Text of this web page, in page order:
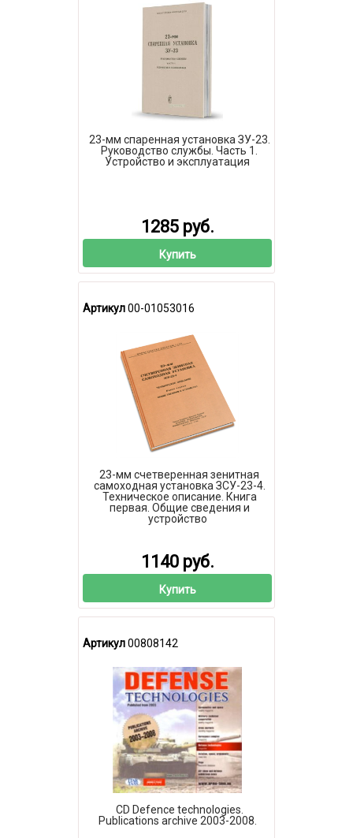
23-мм спаренная установка ЗУ-23.
Руководство службы. Часть 1.
Устройство и эксплуатация
1285 руб.
Купить
Артикул00-01053016
23-мм счетверенная зенитная
самоходная установка ЗСУ-23-4.
Техническое описание. Книга
первая. Общие сведения и
устройство
1140 руб.
Купить
Артикул00808142
CD Defence technologies.
Publications archive 2003-2008.